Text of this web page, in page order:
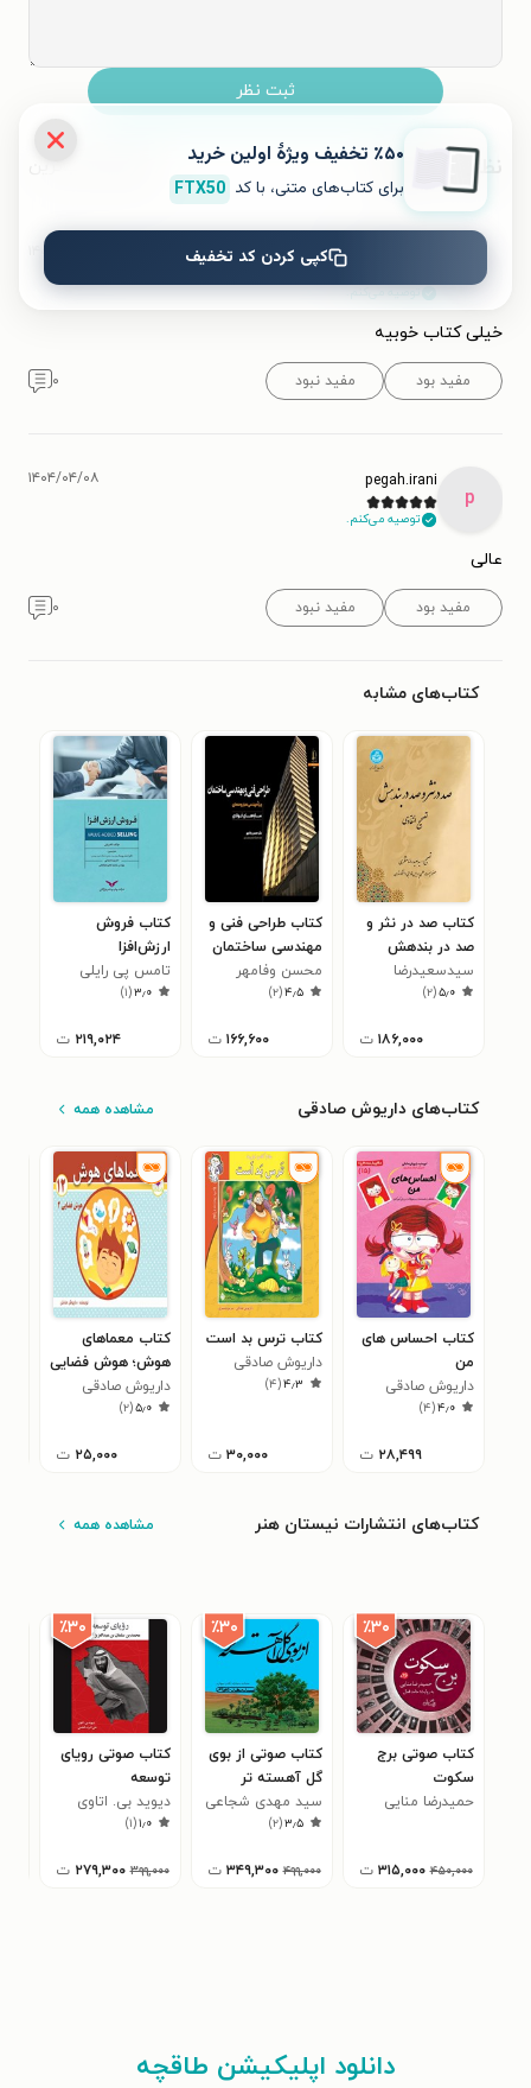
ثبت نظر
نظرات کاربران
توصیه می‌کنم.
خیلی کتاب خوبیه
مفید بود مفید نبود ۰
p
pegah.irani
توصیه می‌کنم.
۱۴۰۴/۰۴/۰۸
عالی
مفید بود مفید نبود ۰
کتاب‌های مشابه
کتاب صد در نثر و
صد در بندهش
تصحیح انتقادی
سیدسعیدرضا
منتظری
۵٫۰(۲)
۱۸۶,۰۰۰ ت
کتاب طراحی فنی و
مهندسی ساختمان
محسن وفامهر
۴٫۵(۲)
۱۶۶,۶۰۰ ت
کتاب فروش
ارزش‌افزا
تامس پی رایلی
۳٫۰(۱)
۲۱۹,۰۲۴ ت
کتاب‌های داریوش صادقی مشاهده همه
کتاب احساس های
من
داریوش صادقی
۴٫۰(۴)
۲۸,۴۹۹ ت
کتاب ترس بد است
داریوش صادقی
۴٫۳(۴)
۳۰,۰۰۰ ت
کتاب معماهای
هوش؛ هوش فضایی
(جلد دوم)
داریوش صادقی
۵٫۰(۲)
۲۵,۰۰۰ ت
کتاب‌های انتشارات نیستان هنر مشاهده همه
٪۳۰
کتاب صوتی برج
سکوت
حمیدرضا منایی
۴۵۰,۰۰۰ ۳۱۵,۰۰۰ ت
٪۳۰
کتاب صوتی از بوی
گل آهسته تر
سید مهدی شجاعی
۳٫۵(۲)
۴۹۹,۰۰۰ ۳۴۹,۳۰۰ ت
٪۳۰
کتاب صوتی رویای
توسعه
دیوید بی. اتاوی
۱٫۰(۱)
۳۹۹,۰۰۰ ۲۷۹,۳۰۰ ت
دانلود اپلیکیشن طاقچه
٪۵۰ تخفیف ویژۀ اولین خرید
برای کتاب‌های متنی، با کد FTX50
کپی کردن کد تخفیف